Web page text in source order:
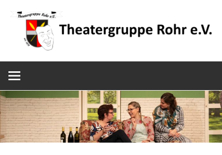
Inhalt
springen
Theatergruppe
Rohr
e.V.
in